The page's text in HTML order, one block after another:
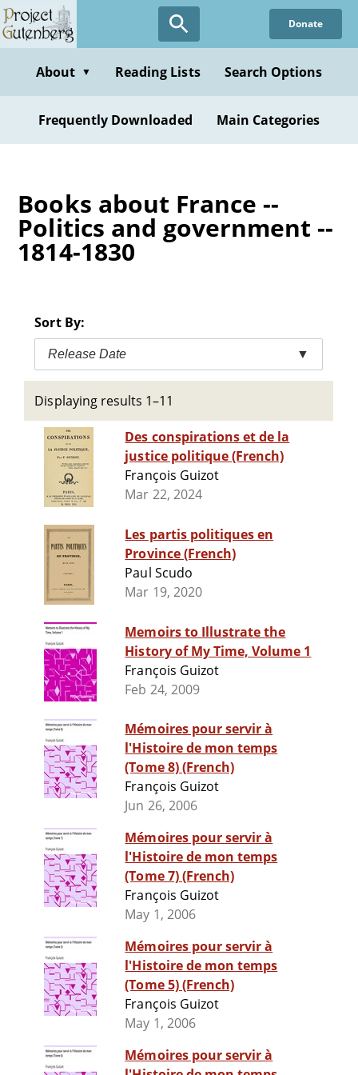
Skip
to
content
Donate
About ▼ Reading Lists Search Options
Frequently Downloaded Main Categories
Books about France --
Politics and government --
1814-1830
Sort By:
Release Date ▼
Displaying results 1–11
Des conspirations et de la
justice politique (French)
François Guizot
Mar 22, 2024
Les partis politiques en
Province (French)
Paul Scudo
Mar 19, 2020
Memoirs to Illustrate the
History of My Time, Volume 1
François Guizot
Feb 24, 2009
Mémoires pour servir à
l'Histoire de mon temps
(Tome 8) (French)
François Guizot
Jun 26, 2006
Mémoires pour servir à
l'Histoire de mon temps
(Tome 7) (French)
François Guizot
May 1, 2006
Mémoires pour servir à
l'Histoire de mon temps
(Tome 5) (French)
François Guizot
May 1, 2006
Mémoires pour servir à